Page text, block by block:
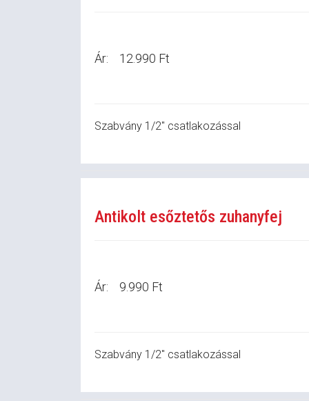
Ár: 12.990 Ft
Szabvány 1/2" csatlakozással
Antikolt esőztetős zuhanyfej
Ár: 9.990 Ft
Szabvány 1/2" csatlakozással